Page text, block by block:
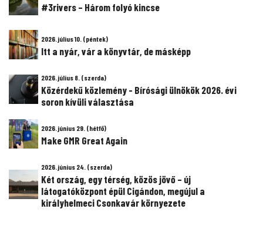
#3rivers – Három folyó kincse
2026. július 10. (péntek)
Itt a nyár, vár a könyvtár, de másképp
2026. július 8. (szerda)
Közérdekű közlemény - Bírósági ülnökök 2026. évi
soron kívüli választása
2026. június 29. (hétfő)
Make GMR Great Again
2026. június 24. (szerda)
Két ország, egy térség, közös jövő – új
látogatóközpont épül Cigándon, megújul a
királyhelmeci Csonkavár környezete